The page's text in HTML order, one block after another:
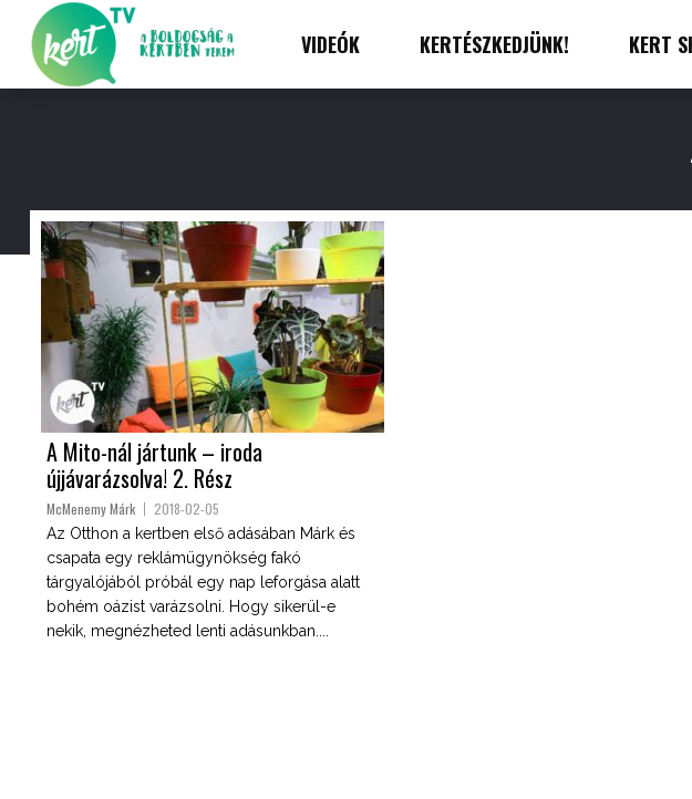
VIDEÓK KERTÉSZKEDJÜNK! KERT
A Mito-nál jártunk – iroda
újjávarázsolva! 2. Rész
McMenemy Márk 2018-02-05
Az Otthon a kertben első adásában Márk és
csapata egy reklámügynökség fakó
tárgyalójából próbál egy nap leforgása alatt
bohém oázist varázsolni. Hogy sikerül-e
nekik, megnézheted lenti adásunkban....